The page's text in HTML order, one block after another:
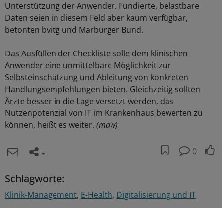
Unterstützung der Anwender. Fundierte, belastbare
Daten seien in diesem Feld aber kaum verfügbar,
betonten bvitg und Marburger Bund.
Das Ausfüllen der Checkliste solle dem klinischen
Anwender eine unmittelbare Möglichkeit zur
Selbsteinschätzung und Ableitung von konkreten
Handlungsempfehlungen bieten. Gleichzeitig sollten
Ärzte besser in die Lage versetzt werden, das
Nutzenpotenzial von IT im Krankenhaus bewerten zu
können, heißt es weiter. (maw)
0
Schlagworte:
Klinik-Management E-Health Digitalisierung und IT